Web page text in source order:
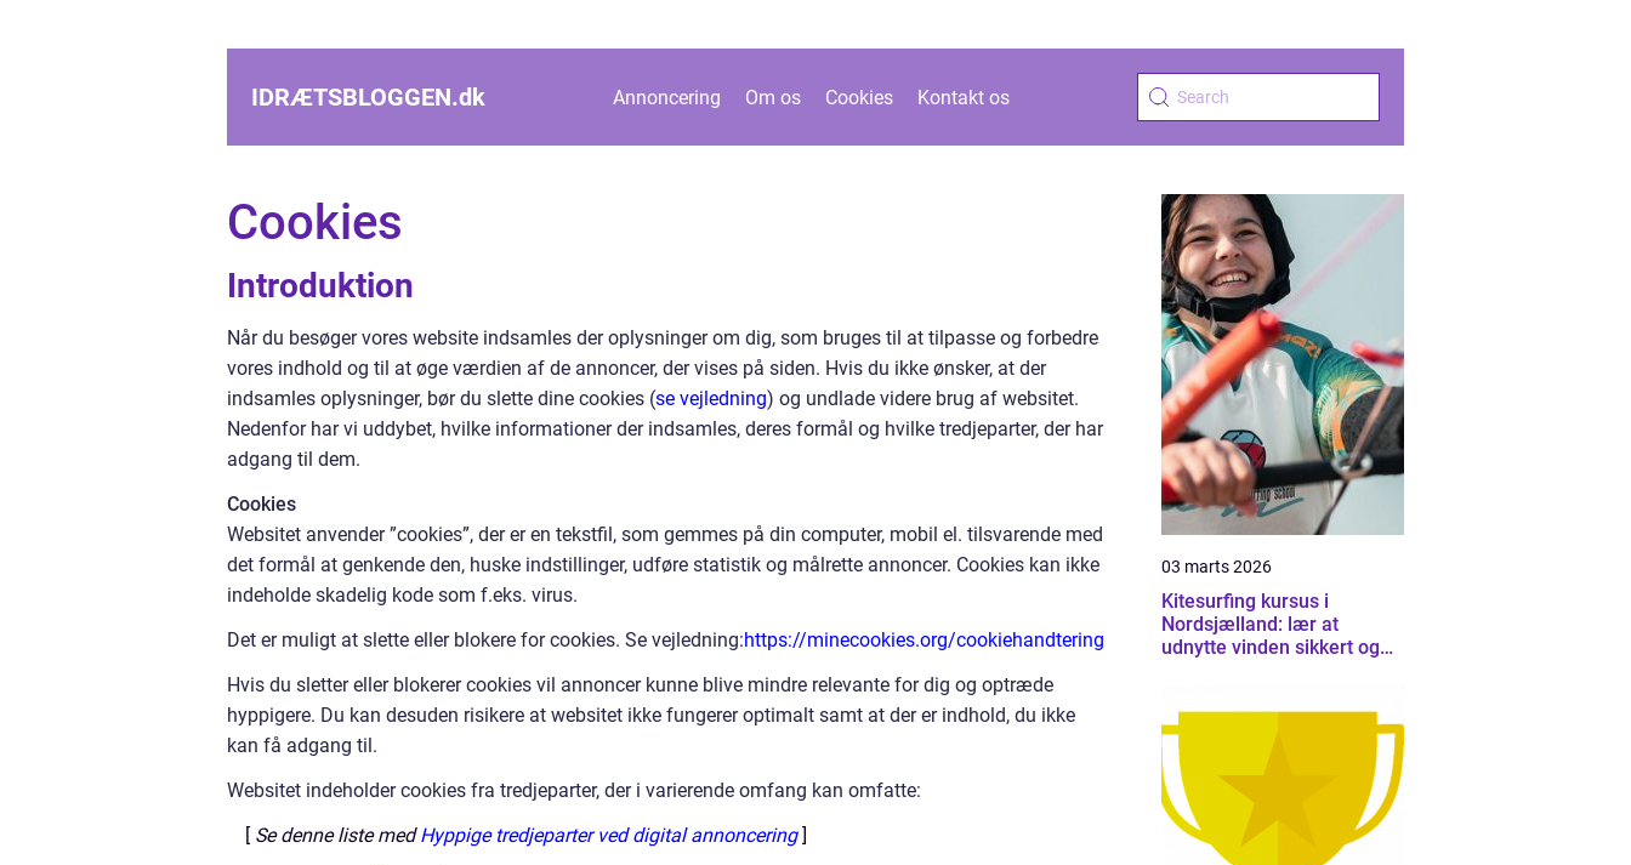
IDRÆTSBLOGGEN.dk Annoncering Om os Cookies Kontakt os
Cookies
Introduktion
Når du besøger vores website indsamles der oplysninger om dig, som bruges til at tilpasse og forbedre
vores indhold og til at øge værdien af de annoncer, der vises på siden. Hvis du ikke ønsker, at der
indsamles oplysninger, bør du slette dine cookies (se vejledning) og undlade videre brug af websitet.
Nedenfor har vi uddybet, hvilke informationer der indsamles, deres formål og hvilke tredjeparter, der har
adgang til dem.
Cookies
Websitet anvender ”cookies”, der er en tekstfil, som gemmes på din computer, mobil el. tilsvarende med
det formål at genkende den, huske indstillinger, udføre statistik og målrette annoncer. Cookies kan ikke
indeholde skadelig kode som f.eks. virus.
Det er muligt at slette eller blokere for cookies. Se vejledning:https://minecookies.org/cookiehandtering
Hvis du sletter eller blokerer cookies vil annoncer kunne blive mindre relevante for dig og optræde
hyppigere. Du kan desuden risikere at websitet ikke fungerer optimalt samt at der er indhold, du ikke
kan få adgang til.
Websitet indeholder cookies fra tredjeparter, der i varierende omfang kan omfatte:
[ Se denne liste med Hyppige tredjeparter ved digital annoncering]
03 marts 2026
Kitesurfing kursus i
Nordsjælland: lær at
udnytte vinden sikkert og